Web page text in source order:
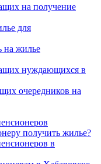
на получение
для
на жилье
нуждающихся в
очередников на
получить жилье?
в